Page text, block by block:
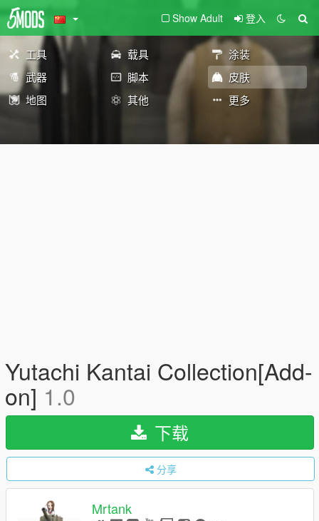
Show Adult 登入
工具 载具
涂装
武器
脚本
皮肤
地图
其他 更多
Yutachi Kantai Collection[Add-
on] 1.0
下载
分享
Mrtank